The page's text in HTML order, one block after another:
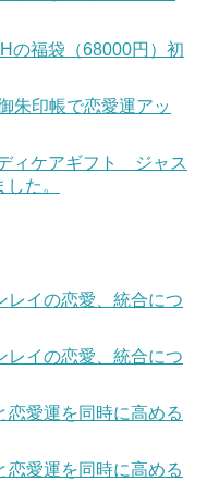
の福袋（68000円）初
朱印帳で恋愛運アッ
ィケアギフト ジャス
た。
レイの恋愛、統合につ
レイの恋愛、統合につ
恋愛運を同時に高める
恋愛運を同時に高める